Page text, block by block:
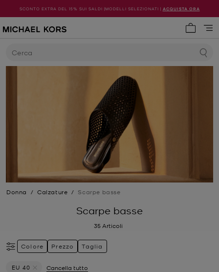
SCONTO EXTRA DEL 15% SUI SALDI |MODELLI SELEZIONATI | ACQUISTA ORA
Cerca
Donna / Calzature / Scarpe basse
Scarpe basse
35 Articoli
Colore Prezzo Taglia
EU 40
Cancella tutto